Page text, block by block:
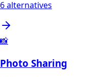
6alternatives
📸
Photo Sharing